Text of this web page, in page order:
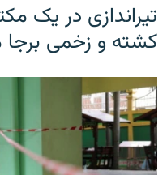
تیراندازی در یک
کشته و زخمی برجا